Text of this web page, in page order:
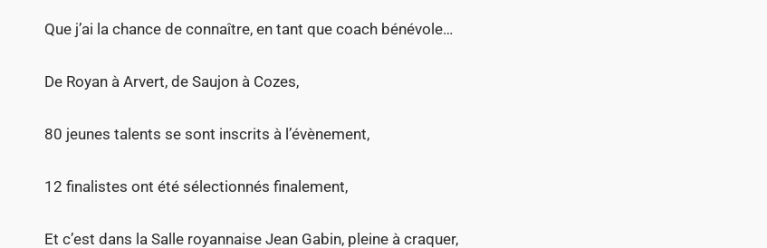
Que j’ai la chance de connaître, en tant que coach bénévole…
De Royan à Arvert, de Saujon à Cozes,
80 jeunes talents se sont inscrits à l’évènement,
12 finalistes ont été sélectionnés finalement,
Et c’est dans la Salle royannaise Jean Gabin, pleine à craquer,